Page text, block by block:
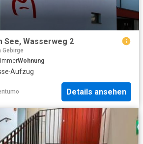
See, Wasserweg 2
Gebirge
Wohnung
·Aufzug
Details ansehen